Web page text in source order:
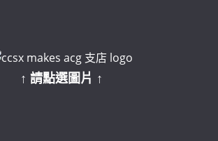
↑ 請點選圖片 ↑